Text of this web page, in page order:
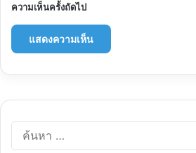
ความเห็นครั้งถัดไป